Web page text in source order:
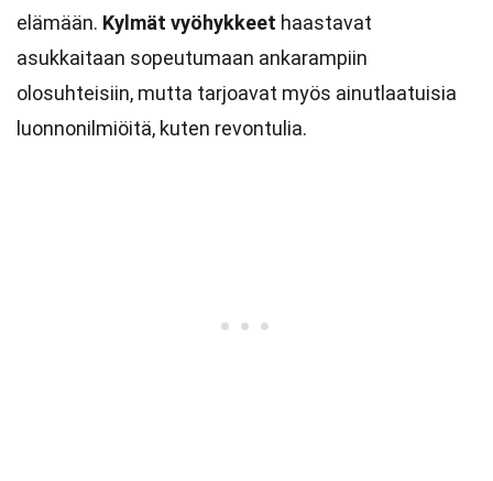
elämään. Kylmät vyöhykkeet haastavat
asukkaitaan sopeutumaan ankarampiin
olosuhteisiin, mutta tarjoavat myös ainutlaatuisia
luonnonilmiöitä, kuten revontulia.